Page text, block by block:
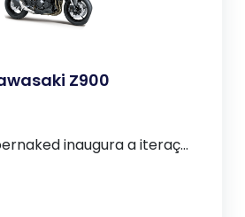
Z900
inaugura a iteraç...